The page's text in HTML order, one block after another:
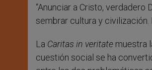
“Anunciar a Cristo,
sembrar cultura y civilización.
La Caritas in veritate muestra
cuestión social se ha